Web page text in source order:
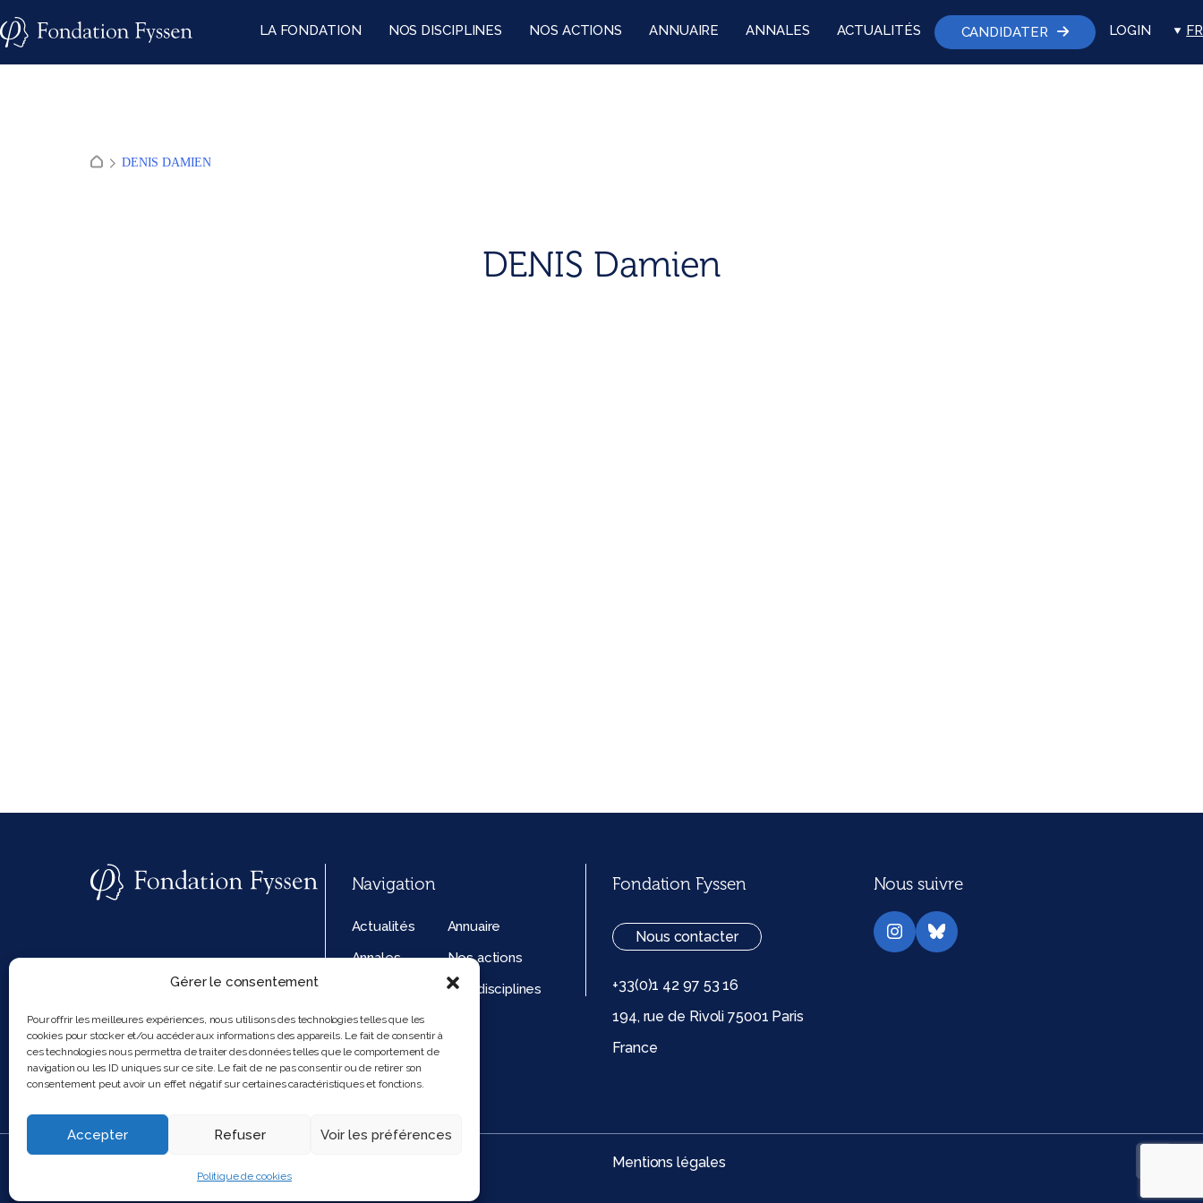
Gérer le consentement
Pour offrir les meilleures expériences, nous utilisons des technologies telles que les
cookies pour stocker et/ou accéder aux informations des appareils. Le fait de consentir à
ces technologies nous permettra de traiter des données telles que le comportement de
navigation ou les ID uniques sur ce site. Le fait de ne pas consentir ou de retirer son
consentement peut avoir un effet négatif sur certaines caractéristiques et fonctions.
Accepter Refuser Voir les préférences
Politique de cookies
to
LA FONDATION NOS DISCIPLINES NOS ACTIONS ANNUAIRE ANNALES ACTUALITÉS CANDIDATER LOGIN FR
DENIS DAMIEN
DENIS Damien
Navigation
Actualités
Annuaire
Annales
Nos actions
Nos disciplines
Politique de
cookies (UE)
Fondation Fyssen
Nous contacter
+33(0)1 42 97 53 16
194, rue de Rivoli 75001 Paris
France
Nous suivre
Instagram
Bluesky
Mentions légales